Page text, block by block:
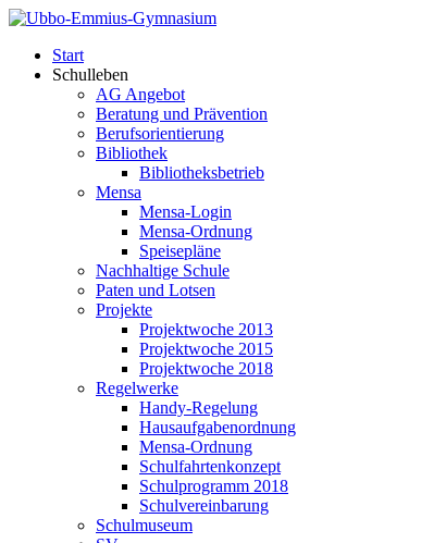
Start
Schulleben
AG Angebot
Beratung und Prävention
Berufsorientierung
Bibliothek
Bibliotheksbetrieb
Mensa
Mensa-Login
Mensa-Ordnung
Speisepläne
Nachhaltige Schule
Paten und Lotsen
Projekte
Projektwoche 2013
Projektwoche 2015
Projektwoche 2018
Regelwerke
Handy-Regelung
Hausaufgabenordnung
Mensa-Ordnung
Schulfahrtenkonzept
Schulprogramm 2018
Schulvereinbarung
Schulmuseum